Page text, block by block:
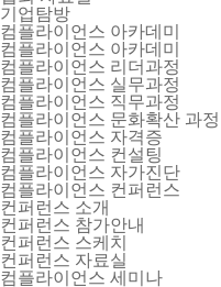
기업탐방
컴플라이언스 아카데미
컴플라이언스 아카데미
컴플라이언스 리더과정
컴플라이언스 실무과정
컴플라이언스 직무과정
컴플라이언스 문화확산 과정
컴플라이언스 자격증
컴플라이언스 컨설팅
컴플라이언스 자가진단
컴플라이언스 컨퍼런스
컨퍼런스 소개
컨퍼런스 참가안내
컨퍼런스 스케치
컨퍼런스 자료실
컴플라이언스 세미나